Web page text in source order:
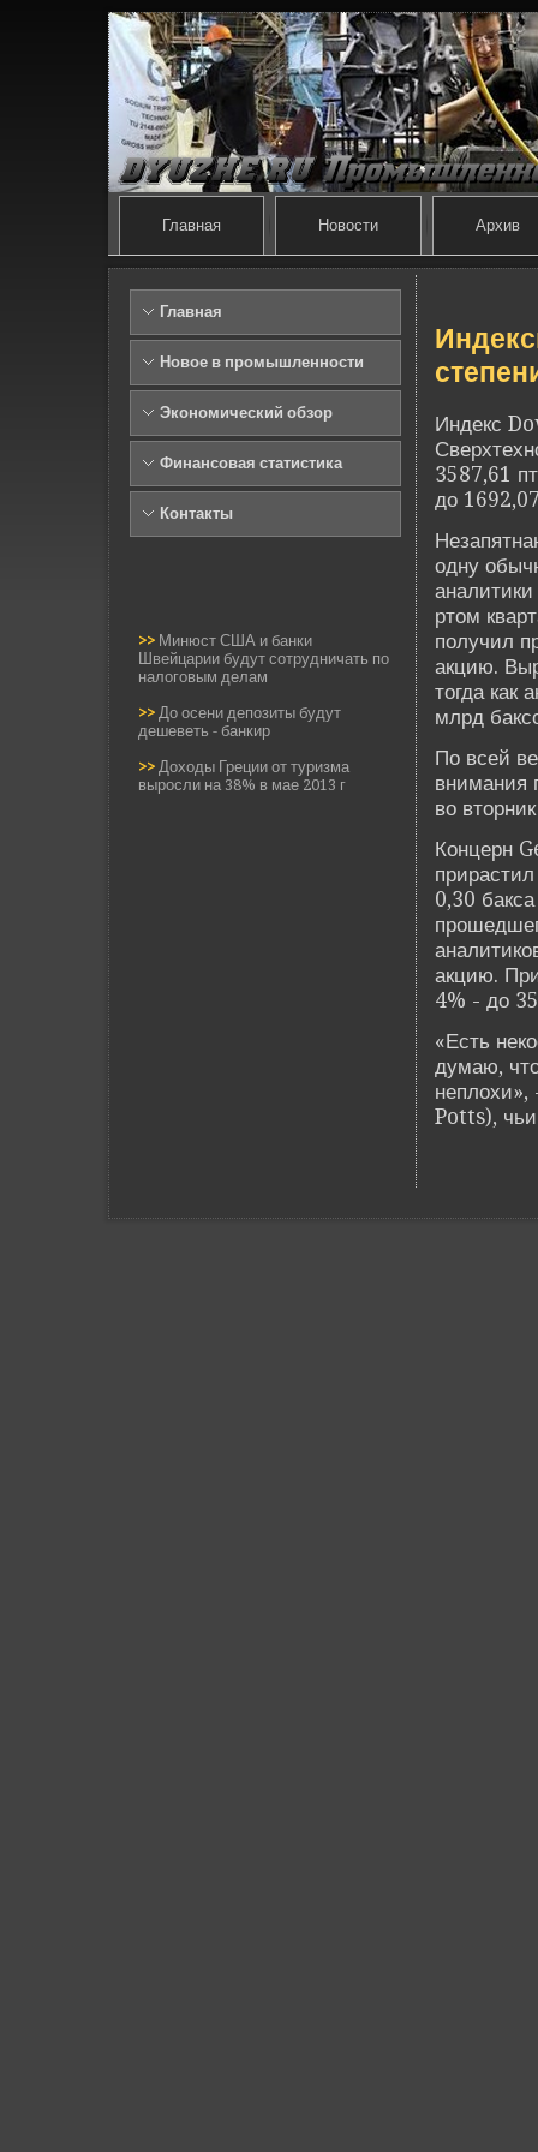
Главная Новости Архив
Главная
Новое в промышленности
Экономический обзор
Финансовая статистика
Контакты
>> Минюст США и банки
Швейцарии будут сотрудничать по
налоговым делам
>> До осени депозиты будут
дешеветь - банкир
>> Доходы Греции от туризма
выросли на 38% в мае 2013 г
Инде­кс
3587,61
до
одну
ртом
получил
акцию.
тогда как
млрд
По всей
внимания
во
Концерн
0,30
акцию.
4% - до
«Есть
думаю,
неплохи»,
Potts),